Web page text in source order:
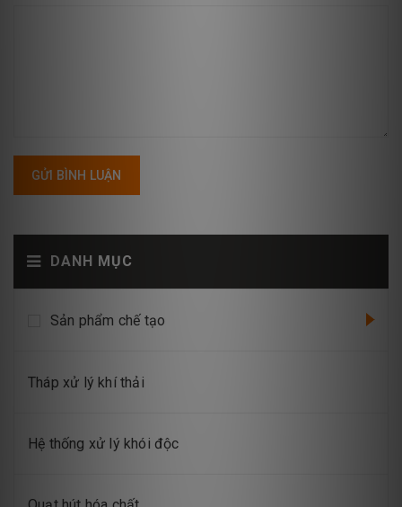
DANH MỤC
Sản phẩm chế tạo
Tháp xử lý khí thải
Hệ thống xử lý khói độc
GỬI BÌNH LUẬN